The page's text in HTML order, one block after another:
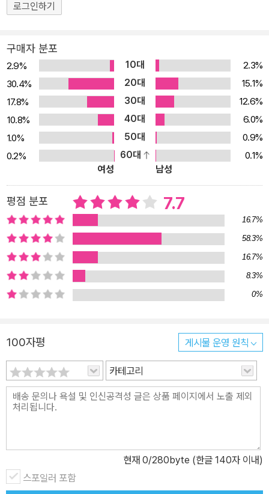
로그인하기
구매자 분포
2.9% 10대
2.3%
30.4%
20대
15.1%
17.8%
30대
12.6%
10.8%
40대
6.0%
1.0%
50대
0.9%
0.2%
60대
0.1%
여성
남성
평점 분포 7.7
16.7%
58.3%
16.7%
8.3%
0%
100자평 게시물 운영 원칙
카테고리
현재 0/280byte (한글 140자 이내)
스포일러 포함